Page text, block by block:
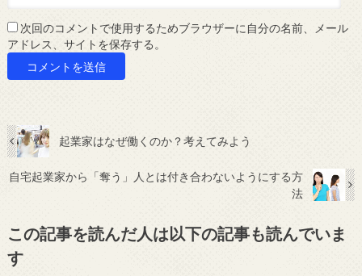
次回のコメントで使用するためブラウザーに自分の名前、メール
アドレス、サイトを保存する。
起業家はなぜ働くのか？考えてみよう
自宅起業家から「奪う」人とは付き合わないようにする方
法
この記事を読んだ人は以下の記事も読んでいま
す